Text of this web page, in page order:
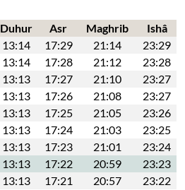
Duhur Asr Maghrib
Ishâ
13:14 17:29 21:14
23:29
13:14 17:28 21:12
23:28
13:13 17:27 21:10
23:27
13:13 17:26 21:08
23:27
13:13 17:25 21:05
23:26
13:13 17:24 21:03
23:25
13:13 17:23 21:01
23:24
13:13 17:22 20:59
23:23
13:13 17:21 20:57
23:22